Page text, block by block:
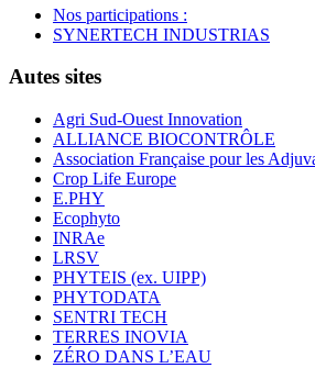
Nos participations :
SYNERTECH INDUSTRIAS
Autes sites
Agri Sud-Ouest Innovation
ALLIANCE BIOCONTRÔLE
Association Française pour les
Crop Life Europe
E.PHY
Ecophyto
INRAe
LRSV
PHYTEIS (ex. UIPP)
PHYTODATA
SENTRI TECH
TERRES INOVIA
ZÉRO DANS L’EAU